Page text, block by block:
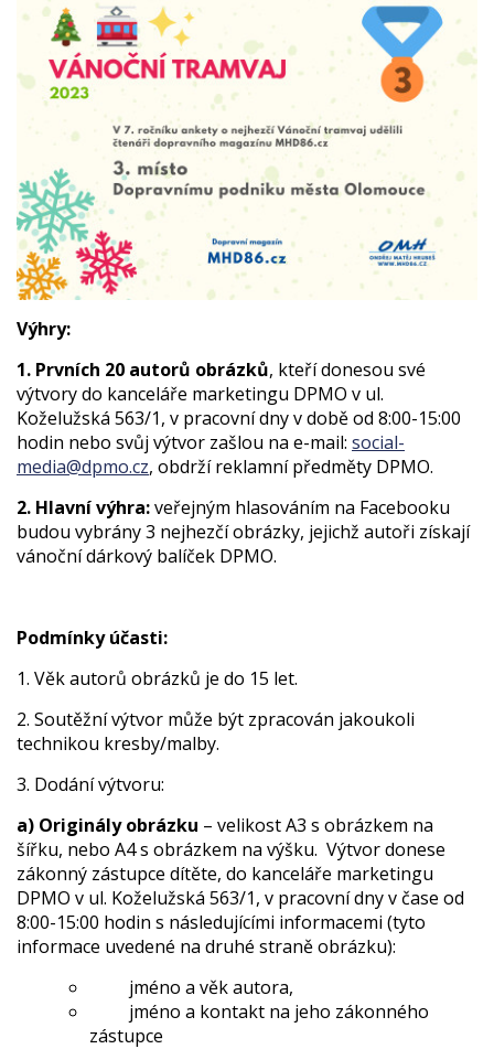
Výhry:
1. Prvních 20 autorů obrázků, kteří donesou své
výtvory do kanceláře marketingu DPMO v ul.
Koželužská 563/1, v pracovní dny v době od 8:00-15:00
hodin nebo svůj výtvor zašlou na e-mail: social-
media@dpmo.cz, obdrží reklamní předměty DPMO.
2. Hlavní výhra:veřejným hlasováním na Facebooku
budou vybrány 3 nejhezčí obrázky, jejichž autoři získají
vánoční dárkový balíček DPMO.
Podmínky účasti:
1. Věk autorů obrázků je do 15 let.
2. Soutěžní výtvor může být zpracován jakoukoli
technikou kresby/malby.
3. Dodání výtvoru:
a) Originály obrázku – velikost A3 s obrázkem na
šířku, nebo A4 s obrázkem na výšku. Výtvor donese
zákonný zástupce dítěte, do kanceláře marketingu
DPMO v ul. Koželužská 563/1, v pracovní dny v čase od
8:00-15:00 hodin s následujícími informacemi (tyto
informace uvedené na druhé straně obrázku):
jméno a věk autora,
jméno a kontakt na jeho zákonného
zástupce